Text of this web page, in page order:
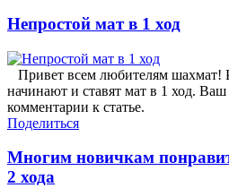
Непростой мат в 1 ход
Привет всем любителям шахмат!
начинают и ставят мат в 1 ход.
комментарии к статье.
Поделиться
Многим новичкам
2 хода